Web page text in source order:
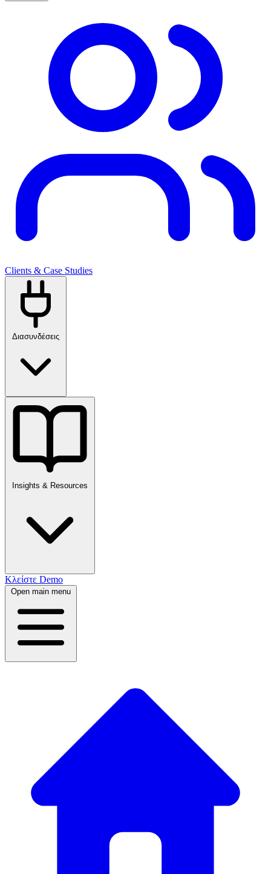
Clients & Case Studies
Διασυνδέσεις
Insights & Resources
Κλείστε Demo
Open main menu